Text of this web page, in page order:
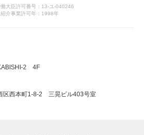
働大臣許可番号：13-ユ-040246
紹介事業許可年：1998年
2 4F
区西本町1-8-2 三晃ビル403号室